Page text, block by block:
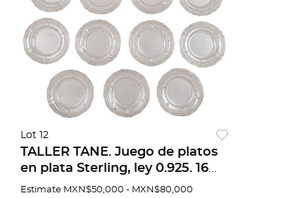
Lot 12
TALLER TANE. Juego de platos
en plata Sterling, ley 0.925. 16
cm de diámetro. Peso: 3,436.8 g.
Estimate MXN$50,000 - MXN$80,000